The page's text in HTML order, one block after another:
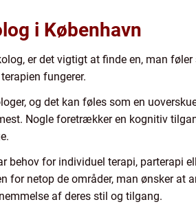
i København
er det vigtigt at finde en, man
fungerer.
og det kan føles som en
Nogle foretrækker en kognitiv
behov for individuel terapi, parterapi
for netop de områder, man ønsker at
af deres stil og tilgang.